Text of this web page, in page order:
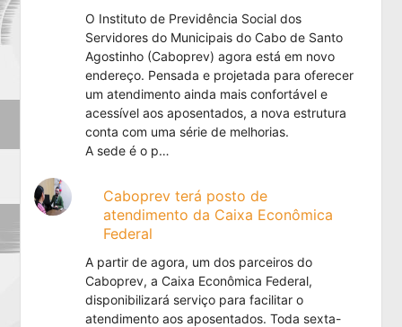
O Instituto de Previdência Social dos
Servidores do Municipais do Cabo de Santo
Agostinho (Caboprev) agora está em novo
endereço. Pensada e projetada para oferecer
um atendimento ainda mais confortável e
acessível aos aposentados, a nova estrutura
conta com uma série de melhorias.
A sede é o p…
Caboprev terá posto de
atendimento da Caixa Econômica
Federal
A partir de agora, um dos parceiros do
Caboprev, a Caixa Econômica Federal,
disponibilizará serviço para facilitar o
atendimento aos aposentados. Toda sexta-